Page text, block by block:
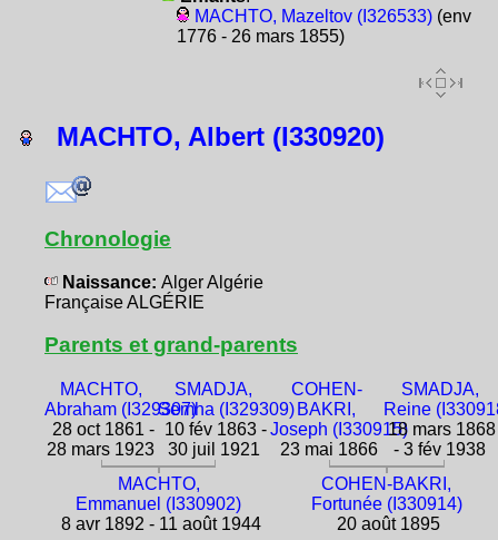
MACHTO, Mazeltov (I326533)(env
1776 - 26 mars 1855)
MACHTO, Albert (I330920)
Chronologie
Naissance: Alger Algérie
Française ALGÉRIE
Parents et grand-parents
MACHTO,
Abraham (I329307)
28 oct 1861 -
28 mars 1923
SMADJA,
Semha (I329309)
10 fév 1863 -
30 juil 1921
COHEN-
BAKRI,
Joseph (I330915)
23 mai 1866
SMADJA,
Reine
18 mars 1868
- 3 fév 1938
MACHTO,
Emmanuel (I330902)
8 avr 1892 - 11 août 1944
COHEN-BAKRI,
Fortunée (I330914)
20 août 1895